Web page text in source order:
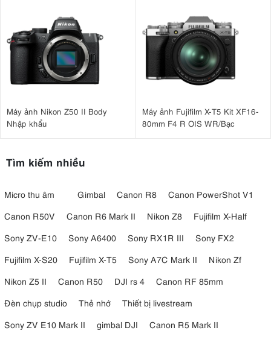
Máy ảnh Nikon Z50 II Body
Nhập khẩu
Máy ảnh Fujifilm X-T5 Kit XF16-
80mm F4 R OIS WR/Bạc
Tìm kiếm nhiều
Micro thu âm Gimbal Canon R8
Canon PowerShot V1
Canon R50V
Canon R6 Mark II Nikon Z8
Fujifilm X-Half
Sony ZV-E10
Sony A6400 Sony RX1R III
Sony FX2
Fujifilm X-S20
Fujifilm X-T5 Sony A7C Mark II
Nikon Zf
Nikon Z5 II
Canon R50 DJI rs 4
Canon RF 85mm
Đèn chụp studio
Thẻ nhớ
Thiết bị livestream
Sony ZV E10 Mark II
gimbal DJI
Canon R5 Mark II